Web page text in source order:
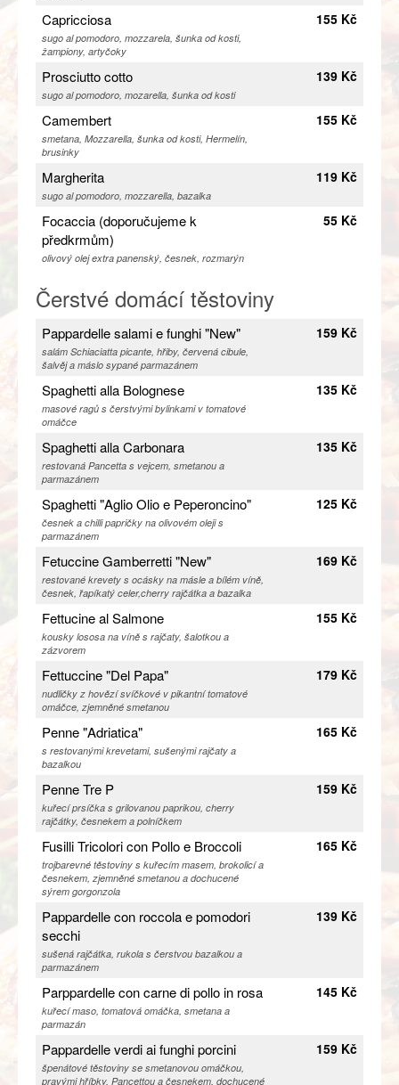
Capricciosa
sugo al pomodoro, mozzarela, šunka od kosti,
žampiony, artyčoky
155 Kč
Prosciutto cotto
sugo al pomodoro, mozarella, šunka od kosti
139 Kč
Camembert
smetana, Mozzarella, šunka od kosti, Hermelín,
brusinky
155 Kč
Margherita
sugo al pomodoro, mozzarella, bazalka
119 Kč
Focaccia (doporučujeme k
předkrmům)
olivový olej extra panenský, česnek, rozmarýn
55 Kč
Čerstvé domácí těstoviny
Pappardelle salami e funghi "New"
salám Schiaciatta picante, hřiby, červená cibule,
šalvěj a máslo sypané parmazánem
159 Kč
Spaghetti alla Bolognese
masové ragů s čerstvými bylinkami v tomatové
omáčce
135 Kč
Spaghetti alla Carbonara
restovaná Pancetta s vejcem, smetanou a
parmazánem
135 Kč
Spaghetti "Aglio Olio e Peperoncino"
česnek a chilli papričky na olivovém oleji s
parmazánem
125 Kč
Fetuccine Gamberretti "New"
restované krevety s ocásky na másle a bílém víně,
česnek, řapíkatý celer,cherry rajčátka a bazalka
169 Kč
Fettucine al Salmone
kousky lososa na víně s rajčaty, šalotkou a
zázvorem
155 Kč
Fettuccine "Del Papa"
nudličky z hovězí svíčkové v pikantní tomatové
omáčce, zjemněné smetanou
179 Kč
Penne "Adriatica"
s restovanými krevetami, sušenými rajčaty a
bazalkou
165 Kč
Penne Tre P
kuřecí prsíčka s grilovanou paprikou, cherry
rajčátky, česnekem a polníčkem
159 Kč
Fusilli Tricolori con Pollo e Broccoli
trojbarevné těstoviny s kuřecím masem, brokolicí a
česnekem, zjemněné smetanou a dochucené
sýrem gorgonzola
165 Kč
Pappardelle con roccola e pomodori
secchi
sušená rajčátka, rukola s čerstvou bazalkou a
parmazánem
139 Kč
Parppardelle con carne di pollo in rosa
kuřecí maso, tomatová omáčka, smetana a
parmazán
145 Kč
Pappardelle verdi ai funghi porcini
špenátové těstoviny se smetanovou omáčkou,
pravými hříbky, Pancettou a česnekem, dochucené
159 Kč